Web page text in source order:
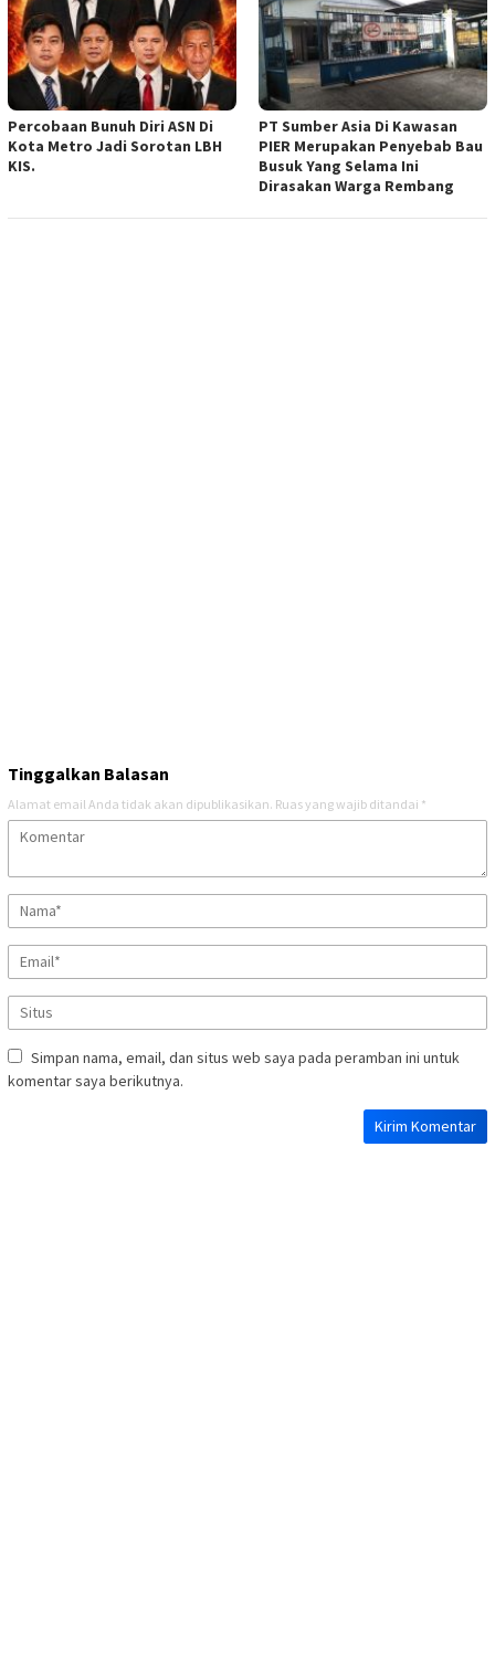
Percobaan Bunuh Diri ASN Di
Kota Metro Jadi Sorotan LBH
KIS.
PT Sumber Asia Di Kawasan
PIER Merupakan Penyebab Bau
Busuk Yang Selama Ini
Dirasakan Warga Rembang
Tinggalkan Balasan
Alamat email Anda tidak akan dipublikasikan. Ruas yang wajib ditandai *
Simpan nama, email, dan situs web saya pada peramban ini untuk
komentar saya berikutnya.